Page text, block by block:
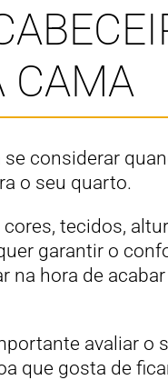
CAMA
considerar
o seu quarto.
tecidos,
garantir o
na hora de
avaliar o
que gosta de